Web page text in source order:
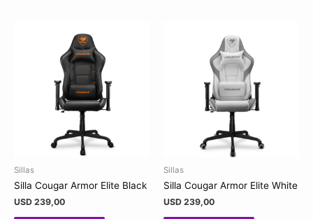
Sillas
Silla Cougar Armor Elite Black
USD 239,00
Sillas
Silla Cougar Armor Elite White
USD 239,00